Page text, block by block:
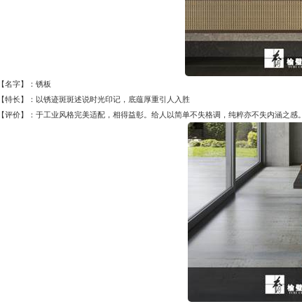
【名字】：锈板
【特长】：以锈迹斑斑述说时光印记，底蕴厚重引人入胜
【评价】：于工业风格完美适配，相得益彰。给人以简单不失格调，纯粹亦不失内涵之感。